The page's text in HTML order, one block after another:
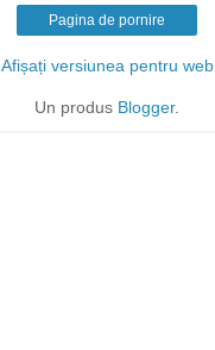
Pagina de pornire
Afișați versiunea pentru web
Un produs Blogger.